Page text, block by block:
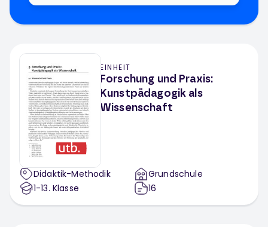
EINHEIT
Forschung und Praxis:
Kunstpädagogik als
Wissenschaft
Didaktik-Methodik
1-13. Klasse
Grundschule
16